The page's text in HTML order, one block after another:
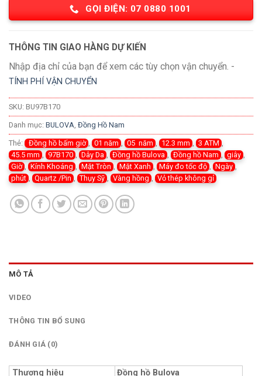
GỌI ĐIỆN: 07 0880 1001
THÔNG TIN GIAO HÀNG DỰ KIẾN
Nhập địa chỉ của bạn để xem các tùy chọn vận chuyển. -
TÍNH PHÍ VẬN CHUYỂN
SKU: BU97B170
Danh mục: BULOVA Đồng Hồ Nam
Thẻ: Đồng hồ bấm giờ 01 năm 05 năm 12.3 mm 3 ATM
45.5 mm
97B170 Dây Da Đồng hồ Bulova Đồng hồ Nam giây
Giờ
Kính Khoáng Mặt Tròn Mặt Xanh Máy đo tốc độ Ngày
phút
Quartz /Pin Thụy Sỹ Vàng hồng Vỏ thép không gỉ
MÔ TẢ
VIDEO
THÔNG TIN BỔ SUNG
ĐÁNH GIÁ (0)
Thương hiệu
Đồng hồ Bulova